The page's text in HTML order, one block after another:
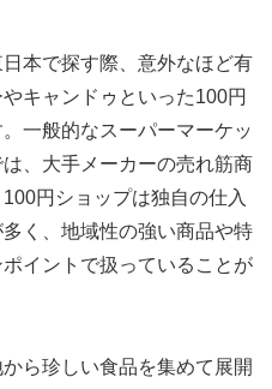
本で探す際、意外なほど有
キャンドゥといった100円
一般的なスーパーマーケッ
、大手メーカーの売れ筋商
円ショップは独自の仕入
く、地域性の強い商品や特
イントで扱っていることが
ら珍しい食品を集めて展開